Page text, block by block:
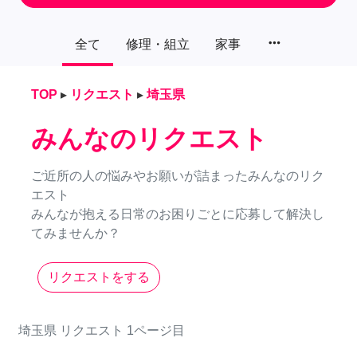
全て 修理・組立 家事 more_horiz
TOP ▸ リクエスト ▸ 埼玉県
みんなのリクエスト
ご近所の人の悩みやお願いが詰まったみんなのリク
エスト
みんなが抱える日常のお困りごとに応募して解決し
てみませんか？
リクエストをする
埼玉県 リクエスト 1ページ目